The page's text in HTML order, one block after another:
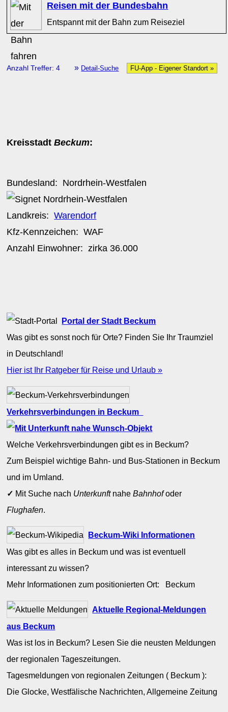
Reisen mit der Bundesbahn
Entspannt mit der Bahn zum Reiseziel
Anzahl Treffer: 4 » Detail-Suche FU-App - Eigener Standort »
KreisstadtBeckum:
Bundesland: Nordrhein-Westfalen
Landkreis:Warendorf
Kfz-Kennzeichen:WAF
Anzahl Einwohner: zirka 36.000
Portal der Stadt Beckum
Was gibt es sonst noch für Orte? Finden Sie Ihr Traumziel
in Deutschland!
Hier ist Ihr Ratgeber für Reise und Urlaub »
Verkehrsverbindungen in Beckum
Welche Verkehrsverbindungen gibt es in Beckum?
Zum Beispiel wichtige Bahn- und Bus-Stationen in Beckum
und im Umland.
✓ Mit Suche nach UnterkunftnaheBahnhofoder
Flughafen.
Beckum-Wiki Informationen
Was gibt es alles in Beckum und was ist eventuell
interessant zu wissen?
Mehr Informationen zum positionierten Ort: Beckum
Aktuelle Regional-Meldungen
aus Beckum
Was ist los in Beckum? Lesen Sie die neusten Meldungen
der regionalen Tageszeitungen.
Tagesmeldungen von regionalen Zeitungen ( Beckum ):
Die Glocke, Westfälische Nachrichten, Allgemeine Zeitung